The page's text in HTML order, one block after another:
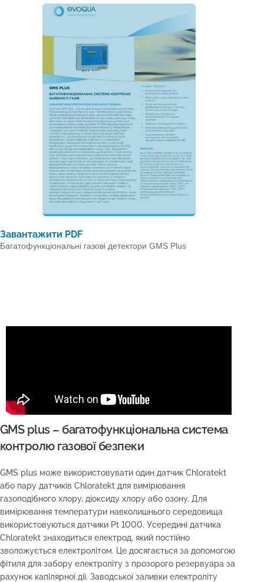
Завантажити PDF
Багатофункціональні газові детектори GMS Plus
GMS plus – багатофункціональна система
контролю газової безпеки
GMS plus може використовувати один датчик Chloratekt
або пару датчиків Chloratekt для вимірювання
газоподібного хлору, діоксиду хлору або озону. Для
вимірювання температури навколишнього середовища
використовуються датчики Pt 1000. Усередині датчика
Chloratekt знаходиться електрод, який постійно
зволожується електролітом. Це досягається за допомогою
фітиля для забору електроліту з прозорого резервуара за
рахунок капілярної дії. Заводської заливки електроліту